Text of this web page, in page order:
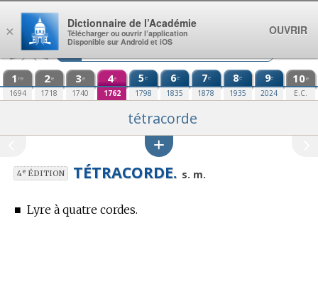
Aller au contenu
1 re
1694
2e
1718
3e
1740
4e
1762
5e
1798
6e
1835
7e
1878
8e
1935
9e
2024
10e
E.C.
tétracorde
4eÉDITION TÉTRACORDE. s. m.
■ Lyre à quatre cordes.
×
Dictionnaire de l’Académie
Télécharger ou ouvrir l’application
Disponible sur Android et iOS
OUVRIR